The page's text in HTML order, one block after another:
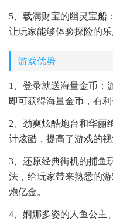
5、载满财宝的幽灵宝船
让玩家能够体验探险的乐
游戏优势
1、登录就送海量金币：
即可获得海量金币，有
2、劲爽炫酷炮台和华丽
计炫酷，提高了游戏的
3、还原经典街机的捕鱼
法，给玩家带来熟悉的
炮亿金。
4、婀娜多姿的人鱼公主